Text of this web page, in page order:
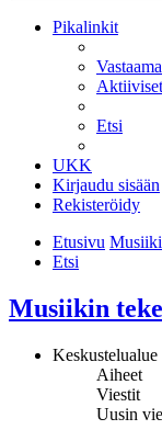
Pikalinkit
Etsi
UKK
Kirjaudu sisään
Rekisteröidy
Etusivu
Etsi
Musiikin
Keskustelualue
Aiheet
Viestit
Uusin